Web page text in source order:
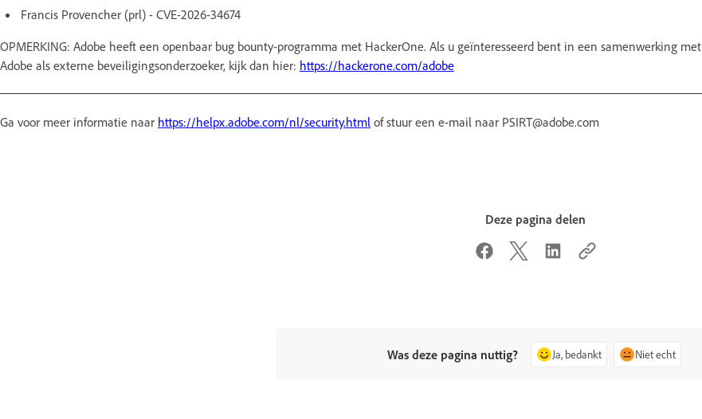
Francis Provencher (prl) - CVE-2026-34674
OPMERKING: Adobe heeft een openbaar bug bounty-programma met HackerOne. Als u geïnteresseerd bent in een samenwerking met
Adobe als externe beveiligingsonderzoeker, kijk dan hier: https://hackerone.com/adobe
Ga voor meer informatie naar https://helpx.adobe.com/nl/security.html of stuur een e-mail naar PSIRT@adobe.com
Deze pagina delen
Was deze pagina nuttig? Ja, bedankt Niet echt